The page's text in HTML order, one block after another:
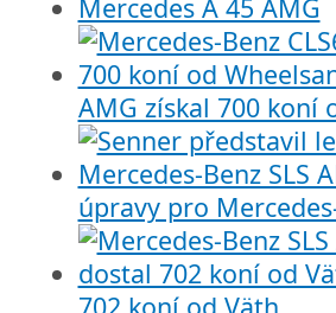
AMG získal 700 koní
úpravy pro